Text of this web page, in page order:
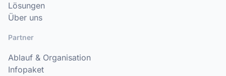
Lösungen
Über uns
Partner
Ablauf & Organisation
Infopaket